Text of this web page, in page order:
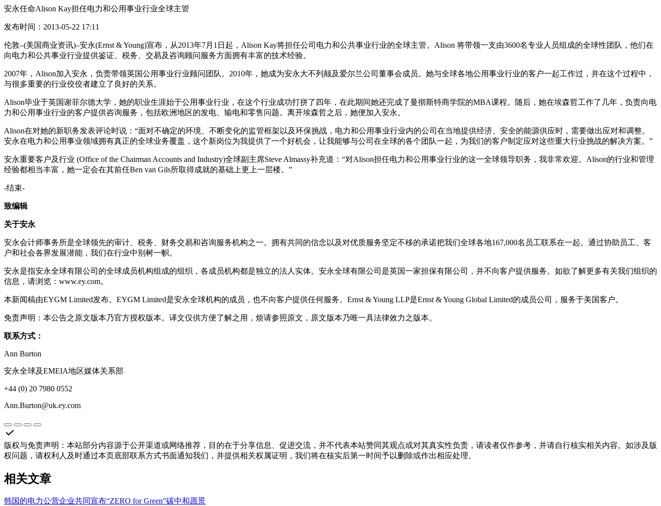
安永任命Alison Kay担任电力和公用事业行业全球主管
发布时间：2013-05-22 17:11
伦敦–(美国商业资讯)–安永(Ernst & Young)宣布，从2013年7月1日起，Alison Kay将担任公司电力和公共事业行业的全球主管。Alison 将带领一支由3600名专业人员组成的全球性团队，他们在
向电力和公共事业行业提供鉴证、税务、交易及咨询顾问服务方面拥有丰富的技术经验。
2007年，Alison加入安永，负责带领英国公用事业行业顾问团队。2010年，她成为安永大不列颠及爱尔兰公司董事会成员。她与全球各地公用事业行业的客户一起工作过，并在这个过程中，
与很多重要的行业佼佼者建立了良好的关系。
Alison毕业于英国谢菲尔德大学，她的职业生涯始于公用事业行业，在这个行业成功打拼了四年，在此期间她还完成了曼彻斯特商学院的MBA课程。随后，她在埃森哲工作了几年，负责向电
力和公用事业行业的客户提供咨询服务，包括欧洲地区的发电、输电和零售问题。离开埃森哲之后，她便加入安永。
Alison在对她的新职务发表评论时说：“面对不确定的环境、不断变化的监管框架以及环保挑战，电力和公用事业行业内的公司在当地提供经济、安全的能源供应时，需要做出应对和调整。
安永在电力和公用事业领域拥有真正的全球业务覆盖，这个新岗位为我提供了一个好机会，让我能够与公司在全球的各个团队一起，为我们的客户制定应对这些重大行业挑战的解决方案。”
安永重要客户及行业 (Office of the Chairman Accounts and Industry)全球副主席Steve Almassy补充道：“对Alison担任电力和公用事业行业的这一全球领导职务，我非常欢迎。Alison的行业和管理
经验都相当丰富，她一定会在其前任Ben van Gils所取得成就的基础上更上一层楼。”
-结束-
致编辑
关于安永
安永会计师事务所是全球领先的审计、税务、财务交易和咨询服务机构之一。拥有共同的信念以及对优质服务坚定不移的承诺把我们全球各地167,000名员工联系在一起。通过协助员工、客
户和社会各界发展潜能，我们在行业中别树一帜。
安永是指安永全球有限公司的全球成员机构组成的组织，各成员机构都是独立的法人实体。安永全球有限公司是英国一家担保有限公司，并不向客户提供服务。如欲了解更多有关我们组织的
信息，请浏览：www.ey.com。
本新闻稿由EYGM Limited发布。EYGM Limited是安永全球机构的成员，也不向客户提供任何服务。Ernst & Young LLP是Ernst & Young Global Limited的成员公司，服务于美国客户。
免责声明：本公告之原文版本乃官方授权版本。译文仅供方便了解之用，烦请参照原文，原文版本乃唯一具法律效力之版本。
联系方式：
Ann Burton
安永全球及EMEIA地区媒体关系部
+44 (0) 20 7980 0552
Ann.Burton@uk.ey.com
版权与免责声明 ： 本站部分内容源于公开渠道或网络推荐，目的在于分享信息、促进交流，并不代表本站赞同其观点或对其真实性负责，请读者仅作参考，并请自行核实相关内容。如涉及版
权问题，请权利人及时通过本页底部联系方式书面通知我们，并提供相关权属证明，我们将在核实后第一时间予以删除或作出相应处理。
相关文章
韩国的电力公营企业共同宣布“ZERO for Green”碳中和愿景